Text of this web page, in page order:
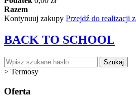
Razem
Kontynuuj zakupy Przejdź do realizacji
BACK TO SCHOOL
Szukaj
> Termosy
Oferta